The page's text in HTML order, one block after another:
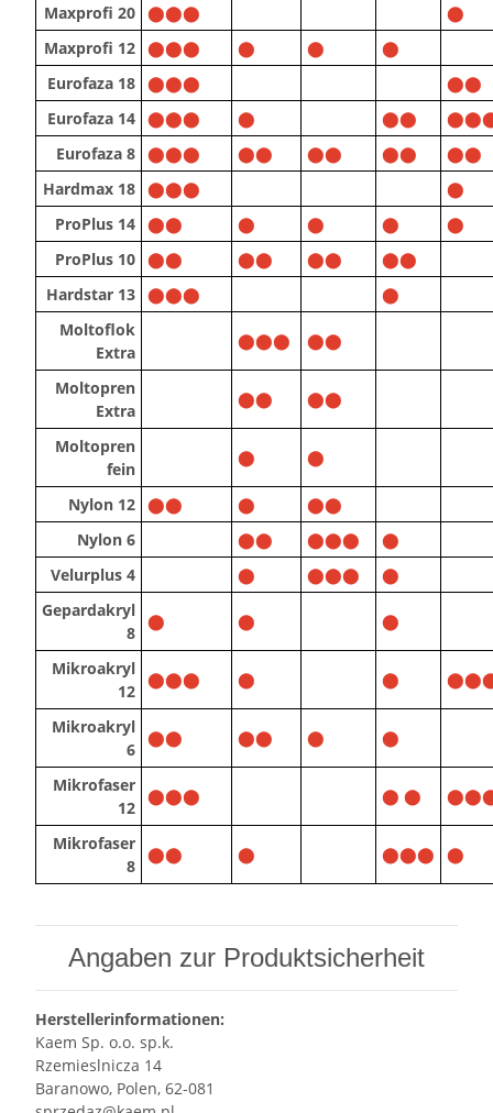
Maxprofi 20 ⬤⬤⬤
⬤
Maxprofi 12 ⬤⬤⬤ ⬤ ⬤
⬤
Eurofaza 18 ⬤⬤⬤
⬤⬤
Eurofaza 14 ⬤⬤⬤ ⬤ ⬤⬤
Eurofaza 8 ⬤⬤⬤ ⬤⬤ ⬤⬤ ⬤⬤
⬤⬤
Hardmax 18 ⬤⬤⬤
⬤
ProPlus 14 ⬤⬤ ⬤ ⬤ ⬤
⬤
ProPlus 10 ⬤⬤ ⬤⬤ ⬤⬤
⬤⬤
Hardstar 13 ⬤⬤⬤
⬤
Moltoflok
Extra
⬤⬤⬤ ⬤⬤
Moltopren
Extra
⬤⬤ ⬤⬤
Moltopren
fein
⬤ ⬤
Nylon 12 ⬤⬤ ⬤
⬤⬤
Nylon 6
⬤⬤ ⬤⬤⬤
⬤
Velurplus 4
⬤ ⬤⬤⬤
⬤
Gepardakryl
8
⬤ ⬤ ⬤
Mikroakryl
12
⬤⬤⬤ ⬤ ⬤
Mikroakryl
6
⬤⬤ ⬤⬤ ⬤ ⬤
Mikrofaser
12
⬤⬤⬤ ⬤ ⬤
Mikrofaser
8
⬤⬤ ⬤ ⬤⬤⬤ ⬤
Angaben zur Produktsicherheit
Herstellerinformationen:
Kaem Sp. o.o. sp.k.
Rzemieslnicza 14
Baranowo, Polen, 62-081